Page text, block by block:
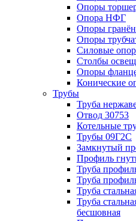
Опоры
Опора НФГ
Опоры
Опоры
Силовые
Столбы
Опоры
Конические
Трубы
Труба
Отвод 30753
Котельные
Трубы 09Г2С
Замкнутый
Профиль
Труба
Труба
Труба
Труба
бесшовная